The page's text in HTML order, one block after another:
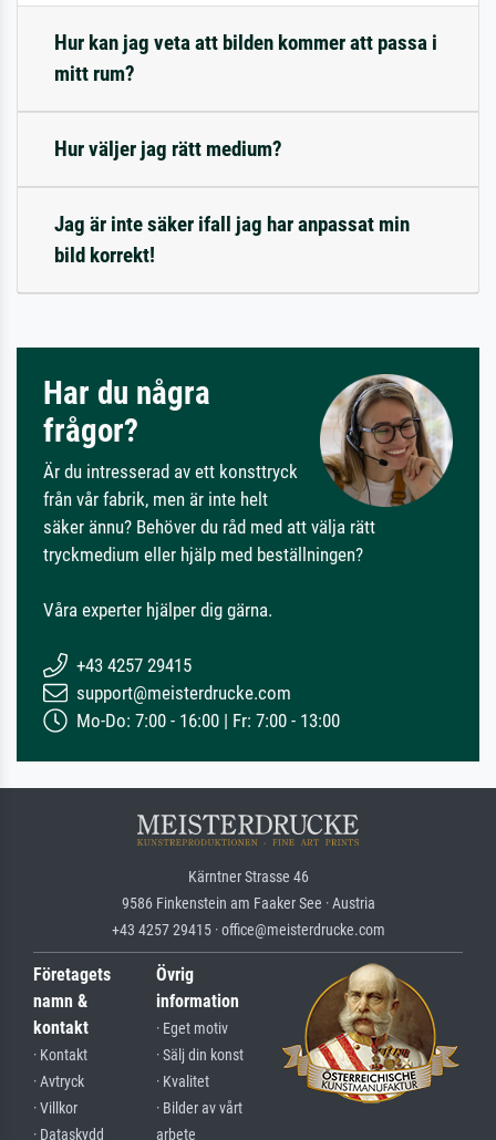
Hur kan jag veta att bilden kommer att passa i
mitt rum?
Hur väljer jag rätt medium?
Jag är inte säker ifall jag har anpassat min
bild korrekt!
Har du några
frågor?
Är du intresserad av ett konsttryck
från vår fabrik, men är inte helt
säker ännu? Behöver du råd med att välja rätt
tryckmedium eller hjälp med beställningen?
Våra experter hjälper dig gärna.
+43 4257 29415
support@meisterdrucke.com
Mo-Do: 7:00 - 16:00 | Fr: 7:00 - 13:00
Kärntner Strasse 46
9586 Finkenstein am Faaker See · Austria
+43 4257 29415 · office@meisterdrucke.com
Företagets
namn &
kontakt
· Kontakt
· Avtryck
· Villkor
· Dataskydd
Övrig
information
· Eget motiv
· Sälj din konst
· Kvalitet
· Bilder av vårt
arbete